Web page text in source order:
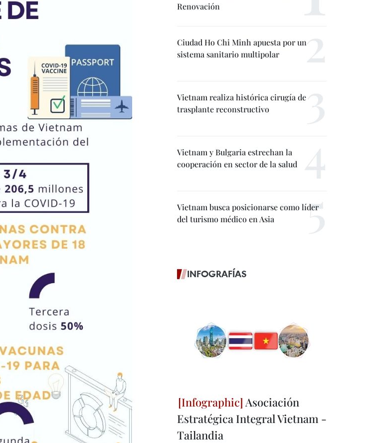
Renovación
Ciudad Ho Chi Minh apuesta por un
sistema sanitario multipolar
Vietnam realiza histórica cirugía de
trasplante reconstructivo
Vietnam y Bulgaria estrechan la
cooperación en sector de la salud
Vietnam busca posicionarse como líder
del turismo médico en Asia
INFOGRAFÍAS
Asociación
Estratégica Integral Vietnam -
Tailandia